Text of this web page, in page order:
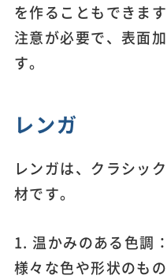
を作ることもできま
注意が必要で、表面
す。
レンガ
レンガは、クラシッ
材です。
1. 温かみのある色調
様々な色や形状のもの